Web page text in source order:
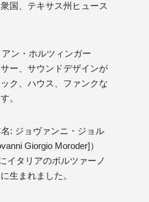
国、テキサス州ヒュース
ン・ホルツィンガー
ー、サウンドデザインが
ク、ハウス、ファンクな
。
: ジョヴァンニ・ジョル
Giorgio Moroder]）
イタリアのボルツァーノ
生まれました。